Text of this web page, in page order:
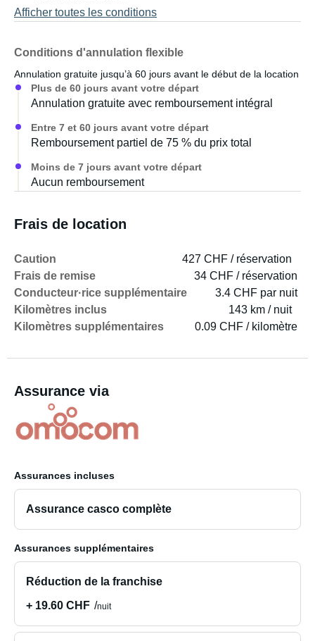
Afficher toutes les conditions
Conditions d'annulation flexible
Annulation gratuite jusqu’à 60 jours avant le début de la location
Plus de 60 jours avant votre départ
Annulation gratuite avec remboursement intégral
Entre 7 et 60 jours avant votre départ
Remboursement partiel de 75 % du prix total
Moins de 7 jours avant votre départ
Aucun remboursement
Frais de location
Caution
427 CHF / réservation
Frais de remise
34 CHF / réservation
Conducteur·rice supplémentaire
3.4 CHF par nuit
Kilomètres inclus
143 km / nuit
Kilomètres supplémentaires
0.09 CHF / kilomètre
Assurance via
Assurances incluses
Assurance casco complète
Assurances supplémentaires
Réduction de la franchise
+ 19.60 CHF
nuit